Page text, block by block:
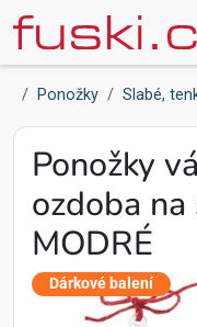
Fuski BOMA
Ponožky Slabé,
Ponožky
ozdoba
MODRÉ
Dárkové balení